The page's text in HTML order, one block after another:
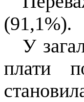
(91,1%).
У
плати